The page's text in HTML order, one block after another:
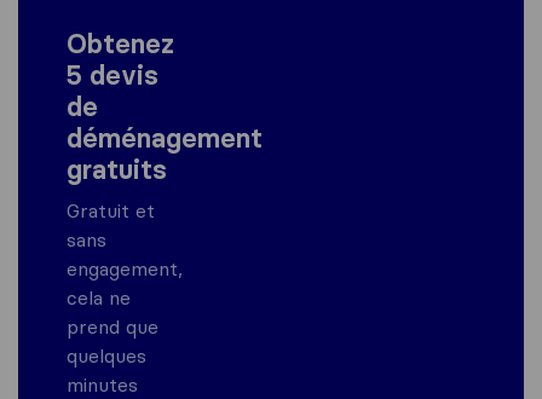
Obtenez
5 devis
de
déménagement
gratuits
Gratuit et
sans
engagement,
cela ne
prend que
quelques
minutes